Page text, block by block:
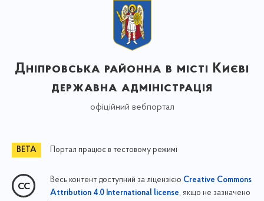
Дніпровська районна в місті Києві
державна адміністрація
офіційний вебпортал
Портал працює в тестовому режимі
Весь контент доступний за ліцензією Creative Commons
Attribution 4.0 International license, якщо не зазначено